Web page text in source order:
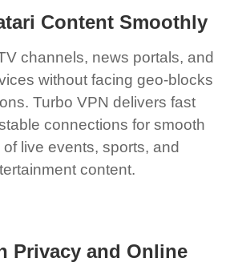
Content Smoothly
channels, news portals, and
without facing geo-blocks
Turbo VPN delivers fast
connections for smooth
live events, sports, and
content.
Privacy and Online